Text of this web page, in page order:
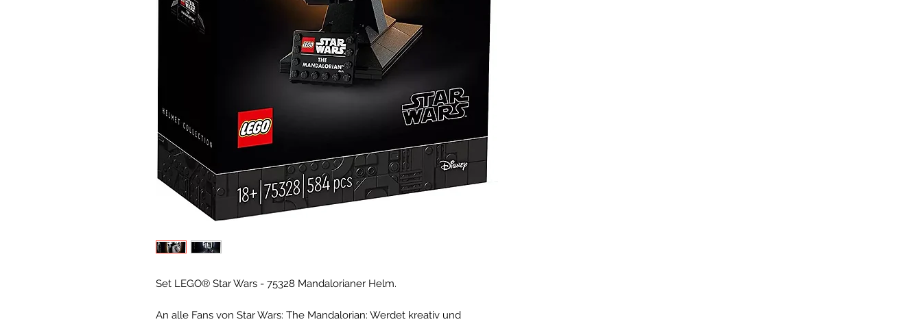
Set LEGO® Star Wars - 75328 Mandalorianer Helm.
An alle Fans von Star Wars: The Mandalorian: Werdet kreativ und